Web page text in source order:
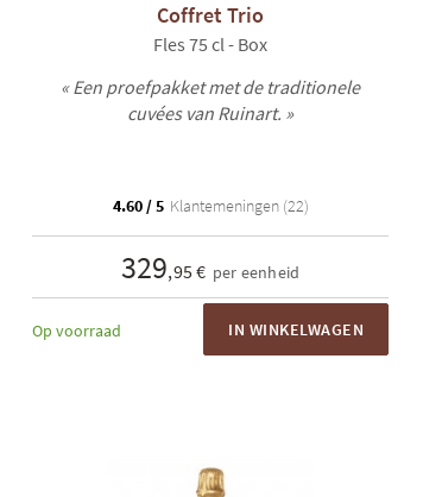
Coffret Trio
Fles 75 cl - Box
« Een proefpakket met de traditionele
cuvées van Ruinart. »
4.60 / 5 Klantemeningen (22)
329,95 € per eenheid
Op voorraad IN WINKELWAGEN